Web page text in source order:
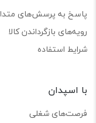
پاسخ به پرسش‌های
رویه‌های بازگرداندن کالا
شرایط استفاده
با اسپدان
فرصت‌های شغلی